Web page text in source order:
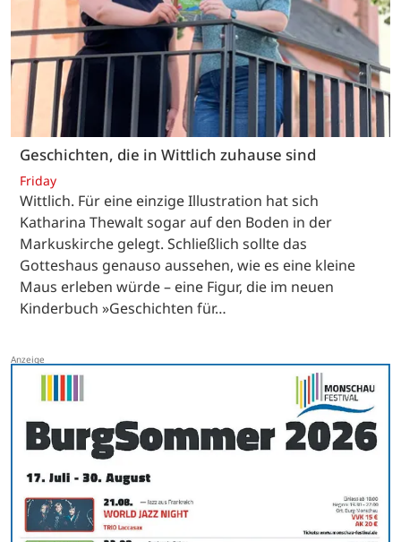
Geschichten, die in Wittlich zuhause sind
Friday
Wittlich. Für eine einzige Illustration hat sich
Katharina Thewalt sogar auf den Boden in der
Markuskirche gelegt. Schließlich sollte das
Gotteshaus genauso aussehen, wie es eine kleine
Maus erleben würde – eine Figur, die im neuen
Kinderbuch »Geschichten für…